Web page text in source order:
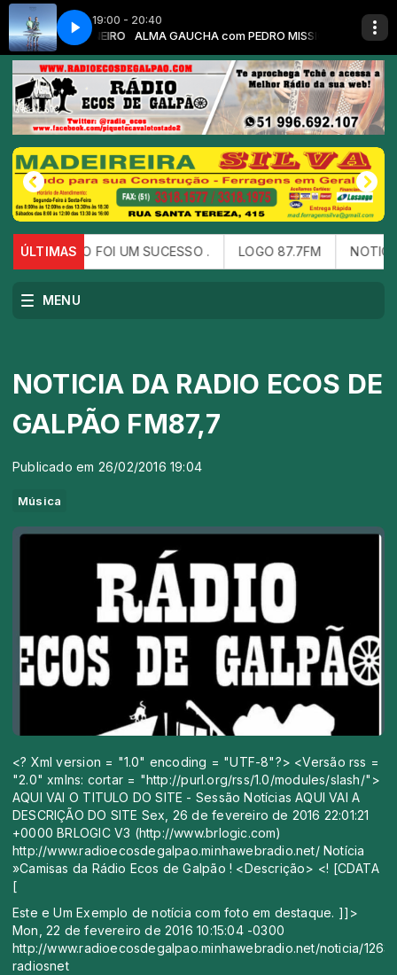
19:00 - 20:40
MISSIONEIRO ALMA GAUCHA com PEDRO MISSIONEIRO
01 ALMA GAUCHA-28-06-BLC-01
ÚLTIMAS
FOI UM SUCESSO . LOGO 87.7FM NOTICIA DA RADIO
MENU
NOTICIA DA RADIO ECOS DE
GALPÃO FM87,7
Publicado em 26/02/2016 19:04
Música
<? Xml version = "1.0" encoding = "UTF-8"?> <Versão rss =
"2.0" xmlns: cortar = "http://purl.org/rss/1.0/modules/slash/">
AQUI VAI O TITULO DO SITE - Sessão Notícias AQUI VAI A
DESCRIÇÃO DO SITE Sex, 26 de fevereiro de 2016 22:01:21
+0000 BRLOGIC V3 (http://www.brlogic.com)
http://www.radioecosdegalpao.minhawebradio.net/ Notícia
»Camisas da Rádio Ecos de Galpão ! <Descrição> <! [CDATA
[
Este e Um Exemplo de notícia com foto em destaque. ]]>
Mon, 22 de fevereiro de 2016 10:15:04 -0300
http://www.radioecosdegalpao.minhawebradio.net/noticia/
radiosnet